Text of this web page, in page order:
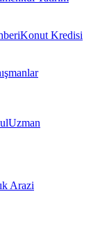
Konut Kredisi
Uzman
Arazi